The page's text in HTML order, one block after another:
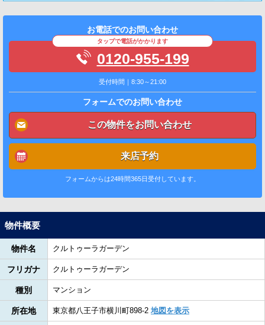
お電話でのお問い合わせ
タップで電話がかかります
0120-955-199
受付時間｜8:30～21:00
フォームでのお問い合わせ
この物件をお問い合わせ
来店予約
フォームからは24時間365日受付しています。
物件概要
物件名 クルトゥーラガーデン
フリガナ クルトゥーラガーデン
種別 マンション
所在地 東京都八王子市横川町898-2 地図を表示